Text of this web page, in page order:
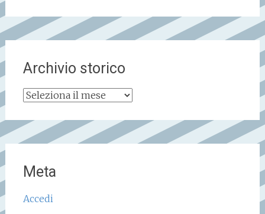
Archivio storico
Archivio
Meta
Accedi